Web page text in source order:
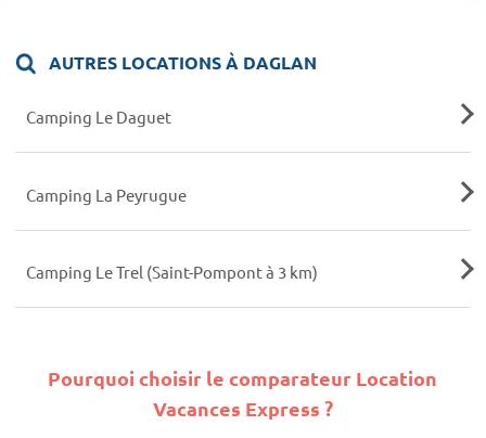
AUTRES LOCATIONS À DAGLAN
Camping Le Daguet
Camping La Peyrugue
Camping Le Trel (Saint-Pompont à 3 km)
Pourquoi choisir le comparateur Location
Vacances Express ?